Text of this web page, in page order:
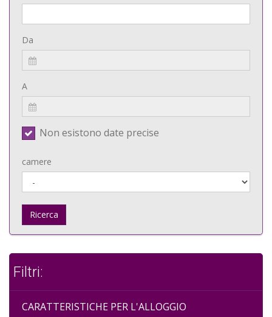
Da
A
Non esistono date precise
camere
Ricerca
Filtri:
CARATTERISTICHE PER L'ALLOGGIO